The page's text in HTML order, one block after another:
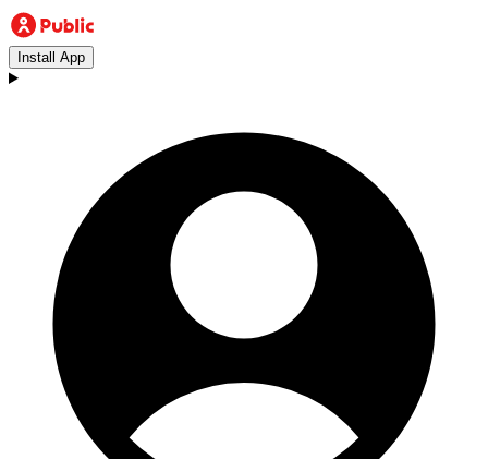
Install App